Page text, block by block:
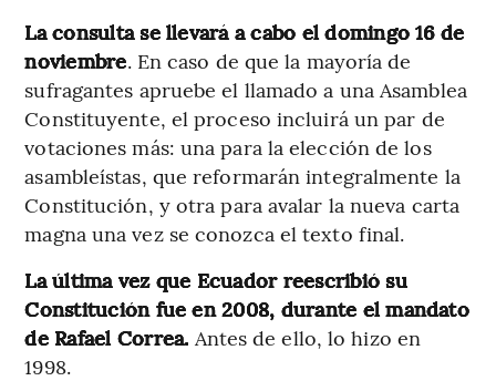
La consulta se llevará a cabo el domingo 16 de
noviembre. En caso de que la mayoría de
sufragantes apruebe el llamado a una Asamblea
Constituyente, el proceso incluirá un par de
votaciones más: una para la elección de los
asambleístas, que reformarán integralmente la
Constitución, y otra para avalar la nueva carta
magna una vez se conozca el texto final.
La última vez que Ecuador reescribió su
Constitución fue en 2008, durante el mandato
de Rafael Correa. Antes de ello, lo hizo en
1998.